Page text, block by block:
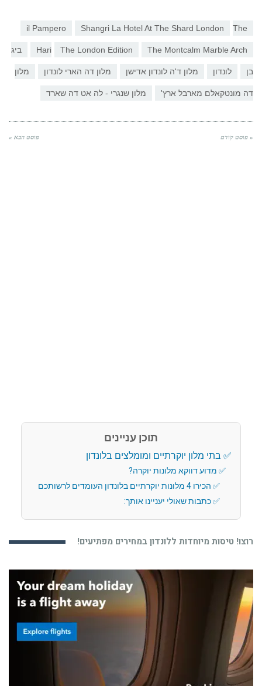
il Pampero Shangri La Hotel At The Shard London The
Hari The London Edition The Montcalm Marble Arch ביג
בן לונדון מלון ד'ה לונדון אדישן מלון דה הארי לונדון מלון
דה מונטקאלם מארבל ארץ' מלון שנגרי - לה אט דה שארד
« פוסט קודם פוסט הבא »
תוכן עניינים
בתי מלון יוקרתיים ומומלצים בלונדון
מדוע דווקא מלונות יוקרה?
הכירו 4 מלונות יוקרתיים בלונדון העומדים לרשותכם
כתבות שאולי יעניינו אותך:
רוצו! טיסות מיוחדות ללונדון במחירים מפתיעים!